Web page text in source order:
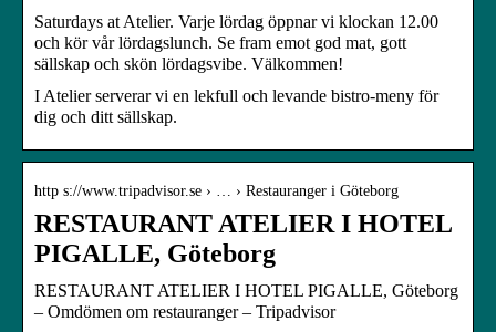
Saturdays at Atelier. Varje lördag öppnar vi klockan 12.00
och kör vår lördagslunch. Se fram emot god mat, gott
sällskap och skön lördagsvibe. Välkommen!
I Atelier serverar vi en lekfull och levande bistro-meny för
dig och ditt sällskap.
http s://www.tripadvisor.se › … › Restauranger i Göteborg
RESTAURANT ATELIER I HOTEL
PIGALLE, Göteborg
RESTAURANT ATELIER I HOTEL PIGALLE, Göteborg
– Omdömen om restauranger – Tripadvisor